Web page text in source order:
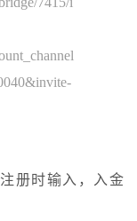
册时输入，入金